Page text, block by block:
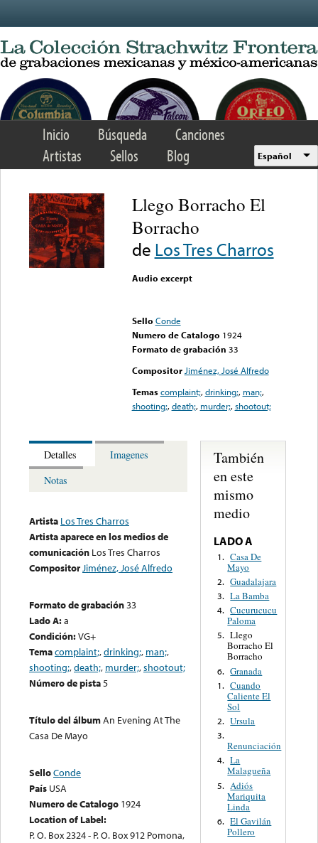
Inicio Búsqueda
Canciones
Artistas
Sellos Blog Español
Llego Borracho El
Borracho
de Los Tres Charros
Audio excerpt
Sello Conde
Numero de Catalogo 1924
Formato de grabación 33
Compositor Jiménez, José Alfredo
Temas complaint;,drinking;, man;,
shooting;,death;, murder;,shootout;
Detalles
Imagenes
Notas
Artista Los Tres Charros
Artista aparece en los medios de
comunicación Los Tres Charros
CompositorJiménez, José Alfredo
Formato de grabación33
Lado A:a
Condición:VG+
Temacomplaint;,drinking;, man;,
shooting;,death;, murder;,shootout;
Número de pista5
Título del álbumAn Evening At The
Casa De Mayo
SelloConde
País USA
Numero de Catalogo 1924
Location of Label:
P. O. Box 2324 - P. O. Box 912 Pomona,
También
en este
mismo
medio
LADO A
1. Casa De
Mayo
2. Guadalajara
3. La Bamba
4. Cucurucucu
Paloma
5. Llego
Borracho El
Borracho
6. Granada
1. Cuando
Caliente El
Sol
2. Ursula
3.
Renunciación
4. La
Malagueña
5. Adiós
Mariquita
Linda
6. El Gavilán
Pollero